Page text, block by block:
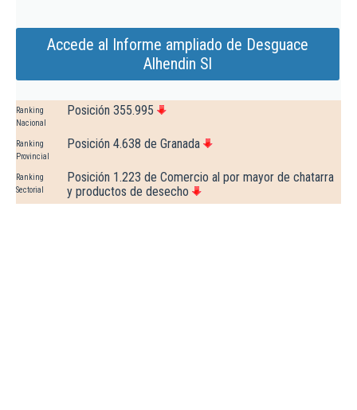
Accede al Informe ampliado de Desguace
Alhendin Sl
Ranking
Nacional
Posición 355.995
Ranking
Provincial
Posición 4.638 de Granada
Ranking
Sectorial
Posición 1.223 de Comercio al por mayor de chatarra
y productos de desecho